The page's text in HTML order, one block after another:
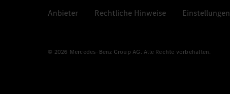
Anbieter Rechtliche Hinweise Einstellungen
© 2026 Mercedes-Benz Group AG. Alle Rechte vorbehalten.